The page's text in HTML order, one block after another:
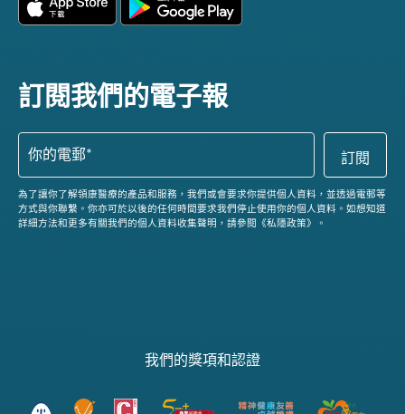
訂閱我們的電子報
為了讓你了解領康醫療的產品和服務，我們或會要求你提供個人資料，並透過電郵等
方式與你聯繫。你亦可於以後的任何時間要求我們停止使用你的個人資料。如想知道
詳細方法和更多有關我們的個人資料收集聲明，請參閱《私隱政策》。
我們的獎項和認證